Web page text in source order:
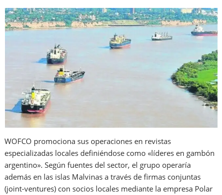
WOFCO promociona sus operaciones en revistas
especializadas locales definiéndose como «líderes en gambón
argentino». Según fuentes del sector, el grupo operaría
además en las islas Malvinas a través de firmas conjuntas
(joint-ventures) con socios locales mediante la empresa Polar